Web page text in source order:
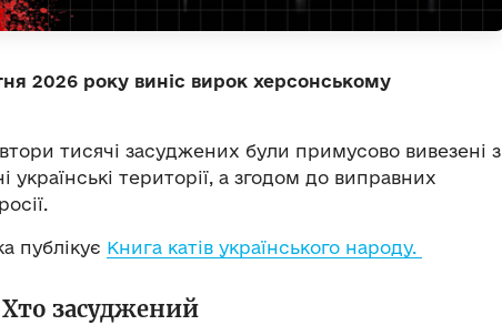
2026 року виніс вирок херсонському
тисячі засуджених були примусово вивезені з
території, а згодом до виправних
публікує Книга катів українського народу.
Хто засуджений